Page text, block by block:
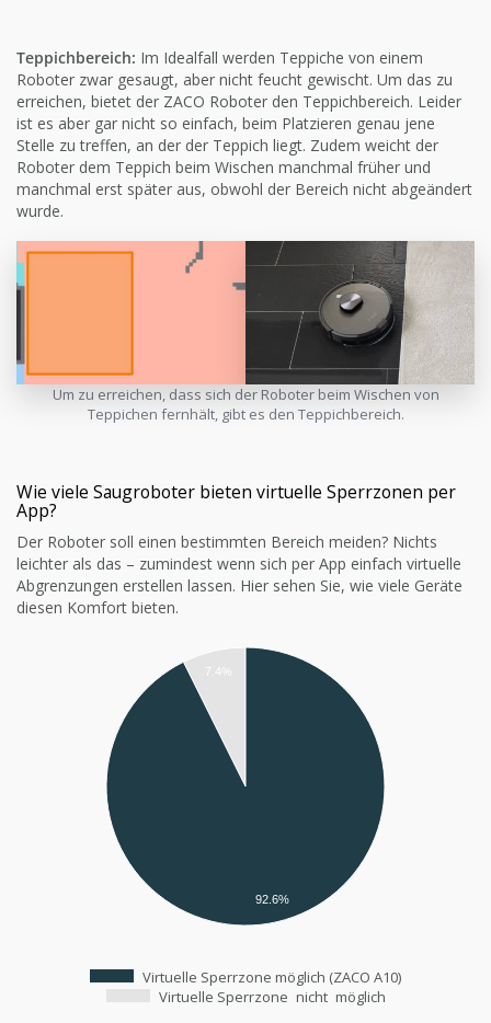
Teppichbereich: Im Idealfall werden Teppiche von einem
Roboter zwar gesaugt, aber nicht feucht gewischt. Um das zu
erreichen, bietet der ZACO Roboter den Teppichbereich. Leider
ist es aber gar nicht so einfach, beim Platzieren genau jene
Stelle zu treffen, an der der Teppich liegt. Zudem weicht der
Roboter dem Teppich beim Wischen manchmal früher und
manchmal erst später aus, obwohl der Bereich nicht abgeändert
wurde.
Um zu erreichen, dass sich der Roboter beim Wischen von
Teppichen fernhält, gibt es den Teppichbereich.
Wie viele Saugroboter bieten virtuelle Sperrzonen per
App?
Der Roboter soll einen bestimmten Bereich meiden? Nichts
leichter als das – zumindest wenn sich per App einfach virtuelle
Abgrenzungen erstellen lassen. Hier sehen Sie, wie viele Geräte
diesen Komfort bieten.
7.4%
92.6%
Virtuelle Sperrzone möglich (ZACO A10)
Virtuelle Sperrzone nicht möglich